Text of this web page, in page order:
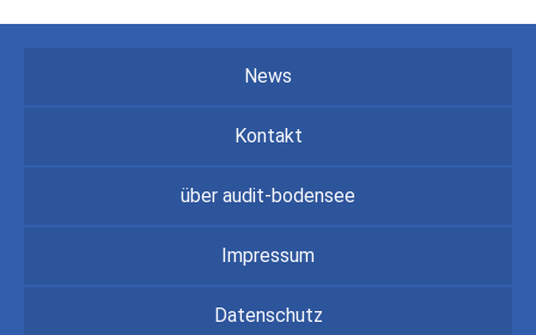
News
Kontakt
über audit-bodensee
Impressum
Datenschutz